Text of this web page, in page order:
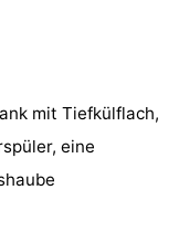
mit Tiefkülflach,
eine